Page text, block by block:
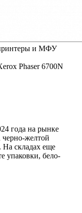
и МФУ
Phaser 6700N
года на рынке
желтой
На складах еще
упаковки, бело-